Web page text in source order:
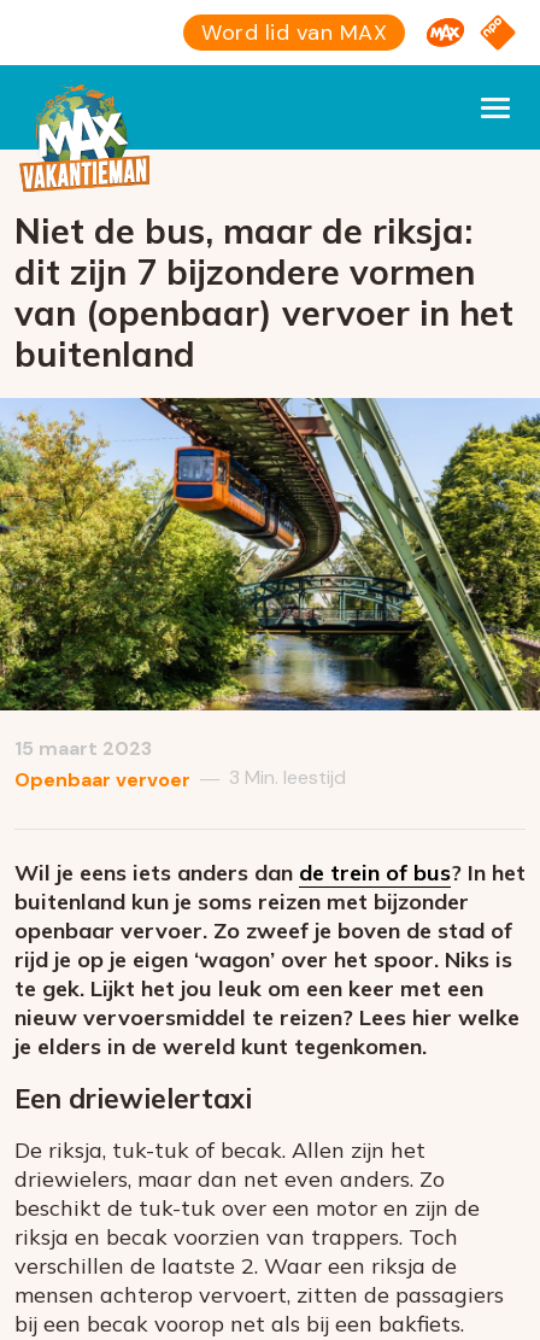
Word lid van MAX Omroep
NPO
Niet de bus, maar de riksja:
dit zijn 7 bijzondere vormen
van (openbaar) vervoer in het
buitenland
15 maart 2023
Openbaar vervoer — 3 Min. leestijd
Wil je eens iets anders dan de trein of bus? In het
buitenland kun je soms reizen met bijzonder
openbaar vervoer. Zo zweef je boven de stad of
rijd je op je eigen ‘wagon’ over het spoor. Niks is
te gek. Lijkt het jou leuk om een keer met een
nieuw vervoersmiddel te reizen? Lees hier welke
je elders in de wereld kunt tegenkomen.
Een driewielertaxi
De riksja, tuk-tuk of becak. Allen zijn het
driewielers, maar dan net even anders. Zo
beschikt de tuk-tuk over een motor en zijn de
riksja en becak voorzien van trappers. Toch
verschillen de laatste 2. Waar een riksja de
mensen achterop vervoert, zitten de passagiers
bij een becak voorop net als bij een bakfiets.